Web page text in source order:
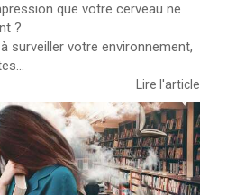
que votre cerveau ne
?
surveiller votre environnement,
Lire l'article